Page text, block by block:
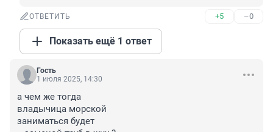
ОТВЕТИТЬ +5 –0
Показать ещё 1 ответ
Гость
1 июля 2025, 14:30
а чем же тогда
владычица морской
заниматься будет